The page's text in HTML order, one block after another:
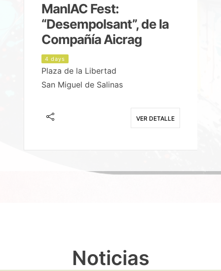
ManIAC Fest:
“Desempolsant”, de la
Compañía Aicrag
4 days
Plaza de la Libertad
San Miguel de Salinas
VER DETALLE
Noticias